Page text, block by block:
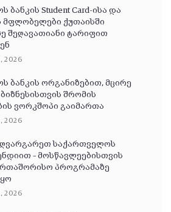
ბანკის Student Card-ისა და
მფლობელები ქუთაისში
შეღავათიანი ტარიფით
2026
ბანკის ორგანიზებით, მცირე
შრომის
ვორკშოპი გაიმართა
2026
საქართველოს
– მოსწავლეებისთვის
პროგრამაზე
2026